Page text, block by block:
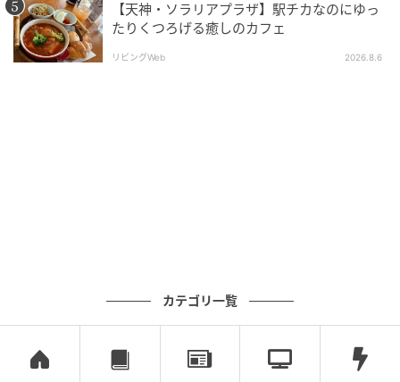
出典:beautyまとめ
「ネスカフェ アイスブレンド」の溶けやすさを生か
■102号室「爆速ブラック」が楽しめる部屋／
【天神・ソラリアプラザ】駅チカなのにゆっ
たりくつろげる癒しのカフェ
リビングWeb 2026.8.6
カテゴリ一覧